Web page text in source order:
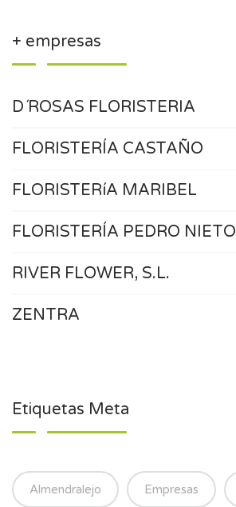
+ empresas
D´ROSAS FLORISTERIA
FLORISTERÍA CASTAÑO
FLORISTERíA MARIBEL
FLORISTERÍA PEDRO NIETO
RIVER FLOWER, S.L.
ZENTRA
Etiquetas Meta
Almendralejo Empresas